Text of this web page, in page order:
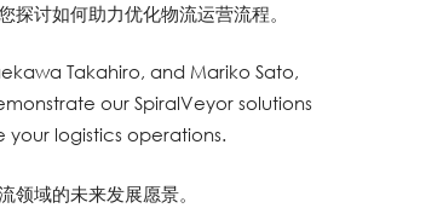
讨如何助力优化物流运营流程。
Takahiro, and Mariko Sato,
our SpiralVeyor solutions
your logistics operations.
领域的未来发展愿景。